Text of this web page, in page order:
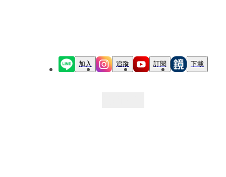
加入 追蹤 訂閱 下載